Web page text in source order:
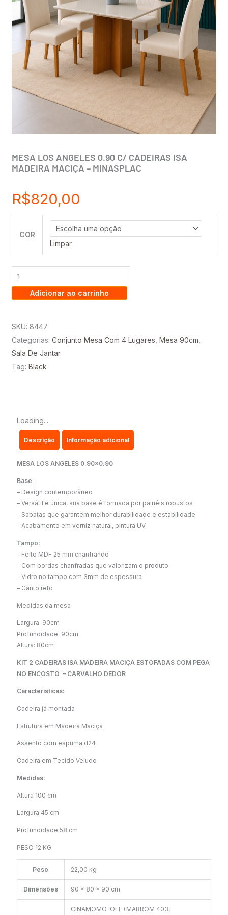
MESA LOS ANGELES 0.90 C/ CADEIRAS ISA
MADEIRA MACIÇA – MINASPLAC
R$820,00
COR
Limpar
ANGELES
0.90
C/
CADEIRASAdicionar ao carrinho
SKU: 8447
Categorias: Conjunto Mesa Com 4 Lugares Mesa 90cm
Sala De Jantar
Tag: Black
Loading...
Descrição Informação adicional
MESA LOS ANGELES 0.90×0.90
Base:
– Design contemporâneo
– Versátil e única, sua base é formada por painéis robustos
– Sapatas que garantem melhor durabilidade e estabilidade
– Acabamento em verniz natural, pintura UV
Tampo:
– Feito MDF 25 mm chanfrando
– Com bordas chanfradas que valorizam o produto
– Vidro no tampo com 3mm de espessura
– Canto reto
Medidas da mesa
Largura: 90cm
Profundidade: 90cm
Altura: 80cm
KIT 2 CADEIRAS ISA MADEIRA MACIÇA ESTOFADAS COM PEGA
NO ENCOSTO – CARVALHO DEDOR
Características:
Cadeira já montada
Estrutura em Madeira Maciça
Assento com espuma d24
Cadeira em Tecido Veludo
Medidas:
Altura 100 cm
Largura 45 cm
Profundidade 58 cm
PESO 12 KG
Peso 22,00 kg
Dimensões 90 × 80 × 90 cm
CINAMOMO-OFF+MARROM 403,